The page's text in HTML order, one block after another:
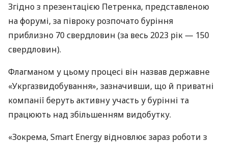
Згідно з презентацією Петренка, представленою
на форумі, за півроку розпочато буріння
приблизно 70 свердловин (за весь 2023 рік — 150
свердловин).
Флагманом у цьому процесі він назвав державне
«Укргазвидобування», зазначивши, що й приватні
компанії беруть активну участь у бурінні та
працюють над збільшенням видобутку.
«Зокрема, Smart Energy відновлює зараз роботи з